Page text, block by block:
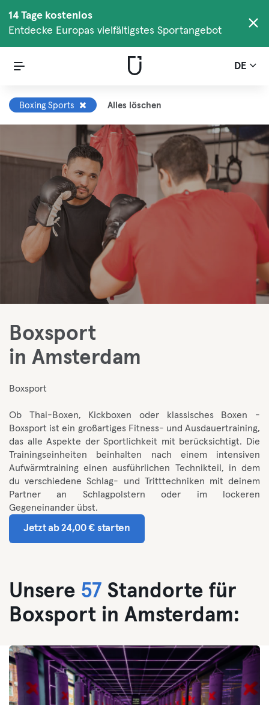
14 Tage kostenlos
Entdecke Europas vielfältigstes Sportangebot
DE
Boxing Sports Alles löschen
Boxsport
in Amsterdam
Boxsport
Ob Thai-Boxen, Kickboxen oder klassisches Boxen -
Boxsport ist ein großartiges Fitness- und Ausdauertraining,
das alle Aspekte der Sportlichkeit mit berücksichtigt. Die
Trainingseinheiten beinhalten nach einem intensiven
Aufwärmtraining einen ausführlichen Technikteil, in dem
du verschiedene Schlag- und Tritttechniken mit deinem
Partner an Schlagpolstern oder im lockeren
Gegeneinander übst.
Jetzt ab 24,00 € starten
Unsere 57 Standorte für
Boxsport in Amsterdam: